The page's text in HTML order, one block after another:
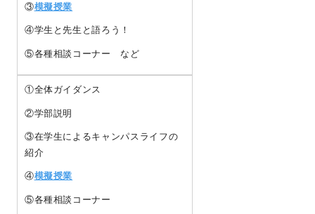
③模擬授業
④学生と先生と語ろう！
⑤各種相談コーナー など
①全体ガイダンス
②学部説明
③在学生によるキャンパスライフの
紹介
④模擬授業
⑤各種相談コーナー